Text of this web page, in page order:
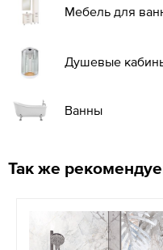
Мебель для
Душевые
Ванны
Так же